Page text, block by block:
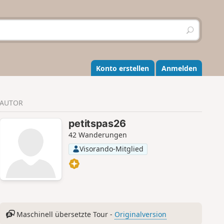
S
u
h
e
n
Konto erstellen Anmelden
AUTOR
petitspas26
42 Wanderungen
Visorando-Mitglied
Maschinell übersetzte Tour - Originalversion